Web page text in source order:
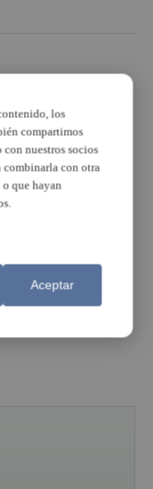
los
compartimos
nuestros socios
con otra
que hayan
Aceptar